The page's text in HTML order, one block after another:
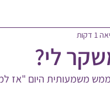
לי?
דקות
משמעותית היום "אז